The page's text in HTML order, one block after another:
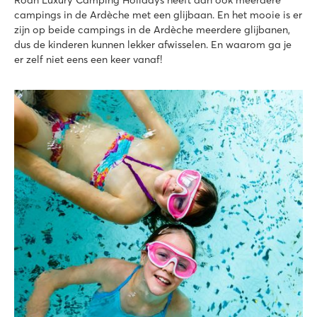
Prachtig binnen en buitenbad met gave glijbanen
Accommodaties op schaduwrijke plaatsen
Vlakbij Ruoms met leuke winkels en restaurants
Aluna Vacances
Frankrijk - Zuid-Frankrijk - Ardèche - Ruoms
★
Groot zwembadcomplex met glijbanen en overdekt
Roan stacaravans met uitkijk over de vallei
Het gezellige dorpje Ruoms direct in de buurt
Le Pommier
Le Pommier
Frankrijk - Zuid-Frankrijk - Ardèche - Villeneuve-De-Berg
★ ★ ★ ★
Zwembadcomplex met maar liefst 12 glijbanen
campings in de Ardèche met een glijbaan. En het mooie is er
zijn op beide campings in de Ardèche meerdere glijbanen,
dus de kinderen kunnen lekker afwisselen. En waarom ga je
er zelf niet eens een keer vanaf!